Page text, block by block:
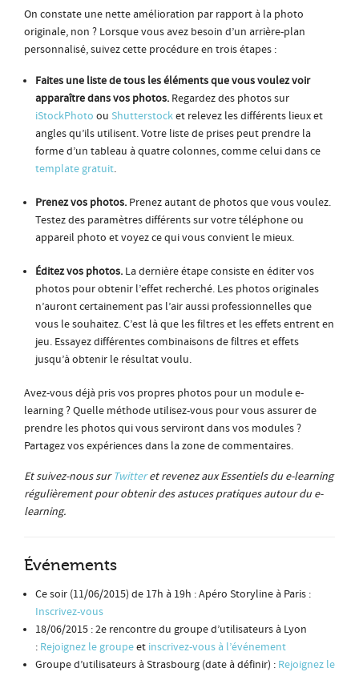
On constate une nette amélioration par rapport à la photo
originale, non ? Lorsque vous avez besoin d’un arrière-plan
personnalisé, suivez cette procédure en trois étapes :
Faites une liste de tous les éléments que vous voulez voir
apparaître dans vos photos. Regardez des photos sur
iStockPhoto ou Shutterstocket relevez les différents lieux et
angles qu’ils utilisent. Votre liste de prises peut prendre la
forme d’un tableau à quatre colonnes, comme celui dans ce
template gratuit.
Prenez vos photos. Prenez autant de photos que vous voulez.
Testez des paramètres différents sur votre téléphone ou
appareil photo et voyez ce qui vous convient le mieux.
Éditez vos photos. La dernière étape consiste en éditer vos
photos pour obtenir l’effet recherché. Les photos originales
n’auront certainement pas l’air aussi professionnelles que
vous le souhaitez. C’est là que les filtres et les effets entrent en
jeu. Essayez différentes combinaisons de filtres et effets
jusqu’à obtenir le résultat voulu.
Avez-vous déjà pris vos propres photos pour un module e-
learning ? Quelle méthode utilisez-vous pour vous assurer de
prendre les photos qui vous serviront dans vos modules ?
Partagez vos expériences dans la zone de commentaires.
Et suivez-nous surTwitteret revenez aux Essentiels du e-learning
régulièrement pour obtenir des astuces pratiques autour du e-
learning.
Événements
Ce soir (11/06/2015) de 17h à 19h : Apéro Storyline à Paris :
Inscrivez-vous
18/06/2015 : 2e rencontre du groupe d’utilisateurs à Lyon
: Rejoignez le groupeet inscrivez-vous à l’événement
Groupe d’utilisateurs à Strasbourg (date à définir) : Rejoignez le